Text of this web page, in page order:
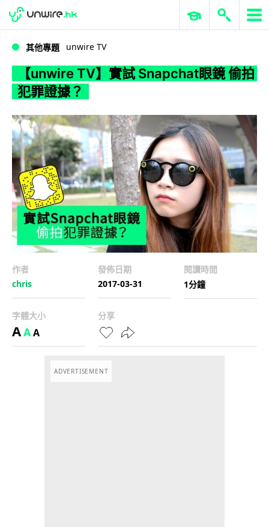
WWDC 2026 ERP 與商業 AI
其他專題 unwire TV
【unwire TV】實試 Snapchat眼鏡 偷拍
犯罪證據？
作者
chris
發佈日期
2017-03-31
閱讀時間
1分鐘
字體大小
AAA
分享
ADVERTISEMENT